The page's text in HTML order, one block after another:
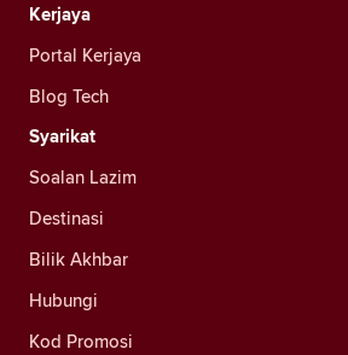
Kerjaya
Portal Kerjaya
Blog Tech
Syarikat
Soalan Lazim
Destinasi
Bilik Akhbar
Hubungi
Kod Promosi